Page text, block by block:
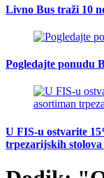
Livno Bus traži 10
Pogledajte ponudu
U FIS-u ostvarite
trpezarijskih stolova